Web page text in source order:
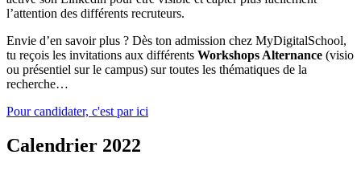
l’attention des différents recruteurs.
Envie d’en savoir plus ? Dès ton admission chez MyDigitalSchool,
tu reçois les invitations aux différents Workshops Alternance (visio
ou présentiel sur le campus) sur toutes les thématiques de la
recherche…
Pour candidater, c'est par ici
Calendrier 2022